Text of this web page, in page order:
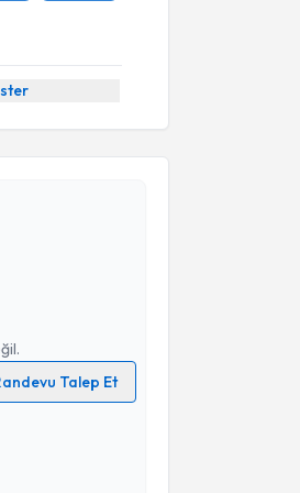
Talep Et